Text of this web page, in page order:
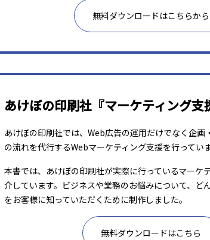
無料ダウンロードはこちらから
あけぼの印刷社『マーケティング支
あけぼの印刷社では、Web広告の運用だけでなく企画
の流れを代行するWebマーケティング支援を行っていま
本書では、あけぼの印刷社が実際に行っているマーケ
介しています。ビジネスや業務のお悩みについて、ど
をお客様に知っていただくために制作しました。
無料ダウンロードはこちら